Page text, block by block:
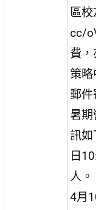
區
cc/
費
策
郵
暑期
訊
日
人
4月